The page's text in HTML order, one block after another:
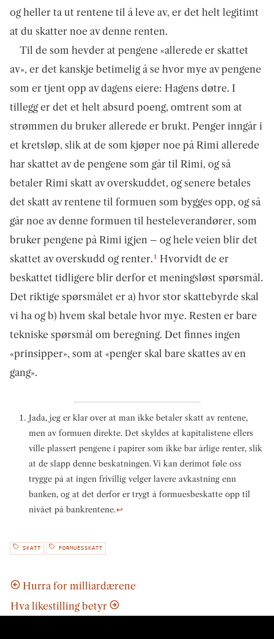
og heller ta ut rentene til å leve av, er det helt legitimt
at du skatter noe av denne renten.
Til de som hevder at pengene «allerede er skattet
av», er det kanskje betimelig å se hvor mye av pengene
som er tjent opp av dagens eiere: Hagens døtre. I
tillegg er det et helt absurd poeng, omtrent som at
strømmen du bruker allerede er brukt. Penger inngår i
et kretsløp, slik at de som kjøper noe på Rimi allerede
har skattet av de pengene som går til Rimi, og så
betaler Rimi skatt av overskuddet, og senere betales
det skatt av rentene til formuen som bygges opp, og så
går noe av denne formuen til hesteleverandører, som
bruker pengene på Rimi igjen – og hele veien blir det
skattet av overskudd og renter.1 Hvorvidt de er
beskattet tidligere blir derfor et meningsløst spørsmål.
Det riktige spørsmålet er a) hvor stor skattebyrde skal
vi ha og b) hvem skal betale hvor mye. Resten er bare
tekniske spørsmål om beregning. Det finnes ingen
«prinsipper», som at «penger skal bare skattes av en
gang».
Jada, jeg er klar over at man ikke betaler skatt av rentene,
men av formuen direkte. Det skyldes at kapitalistene ellers
ville plassert pengene i papirer som ikke bar årlige renter, slik
at de slapp denne beskatningen. Vi kan derimot føle oss
trygge på at ingen frivillig velger lavere avkastning enn
banken, og at det derfor er trygt å formuesbeskatte opp til
nivået på bankrentene.↩
SKATT FORMUESSKATT
Hurra for milliardærene
Hva likestilling betyr